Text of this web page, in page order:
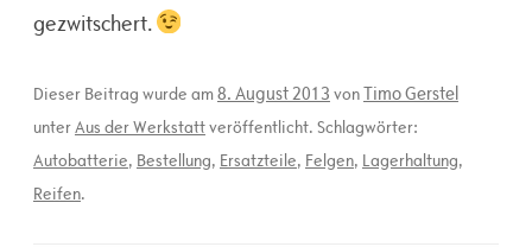
gezwitschert.
Dieser Beitrag wurde am8. August 2013 vonTimo Gerstel
unterAus der Werkstattveröffentlicht. Schlagwörter:
Autobatterie, Bestellung, Ersatzteile, Felgen, Lagerhaltung,
Reifen.